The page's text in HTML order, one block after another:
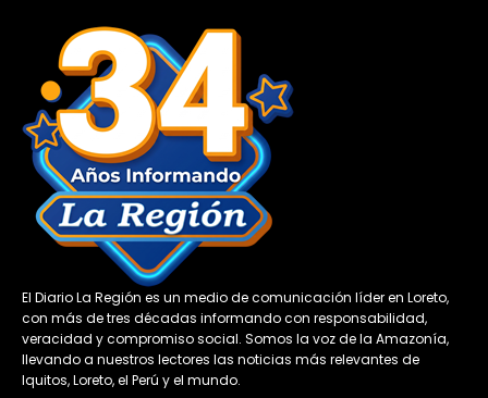
El Diario La Región es un medio de comunicación líder en Loreto,
con más de tres décadas informando con responsabilidad,
veracidad y compromiso social. Somos la voz de la Amazonía,
llevando a nuestros lectores las noticias más relevantes de
Iquitos, Loreto, el Perú y el mundo.